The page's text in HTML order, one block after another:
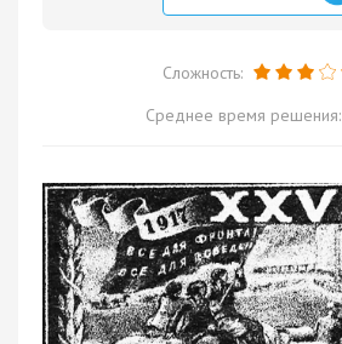
Сложность:
Среднее время решения: